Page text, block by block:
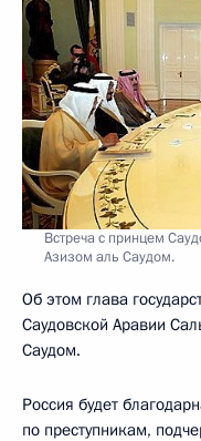
Встреча с принцем
Азизом аль Саудом.
Об этом глава
Саудовской Аравии
Саудом.
Россия будет
по преступникам,